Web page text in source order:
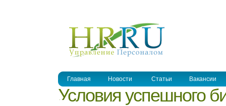
Главная Новости Статьи Вакансии
Условия успешного